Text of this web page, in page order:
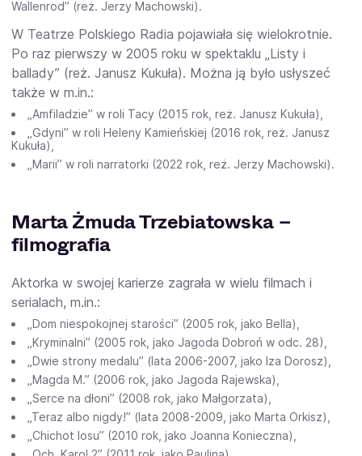
Wallenrod” (reż. Jerzy Machowski).
W Teatrze Polskiego Radia pojawiała się wielokrotnie.
Po raz pierwszy w 2005 roku w spektaklu „Listy i
ballady” (reż. Janusz Kukuła). Można ją było usłyszeć
także w m.in.:
„Amfiladzie” w roli Tacy (2015 rok, reż. Janusz Kukuła),
„Gdyni” w roli Heleny Kamieńskiej (2016 rok, reż. Janusz
Kukuła),
„Marii” w roli narratorki (2022 rok, reż. Jerzy Machowski).
Marta Żmuda Trzebiatowska –
filmografia
Aktorka w swojej karierze zagrała w wielu filmach i
serialach, m.in.:
„Dom niespokojnej starości” (2005 rok, jako Bella),
„Kryminalni” (2005 rok, jako Jagoda Dobroń w odc. 28),
„Dwie strony medalu” (lata 2006-2007, jako Iza Dorosz),
„Magda M.” (2006 rok, jako Jagoda Rajewska),
„Serce na dłoni” (2008 rok, jako Małgorzata),
„Teraz albo nigdy!” (lata 2008-2009, jako Marta Orkisz),
„Chichot losu” (2010 rok, jako Joanna Konieczna),